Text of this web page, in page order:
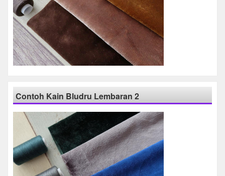
Contoh Kain Bludru Lembaran 2